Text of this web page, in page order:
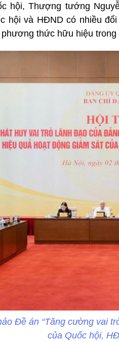
hội, Thượng tướng
hội và HĐND có nhiều
thức hữu hiệu
Đề án “Tăng cường vai
của Quốc hội,